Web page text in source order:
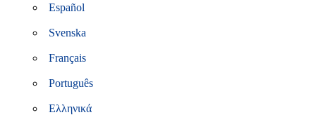
Español
Svenska
Français
Português
Ελληνικά